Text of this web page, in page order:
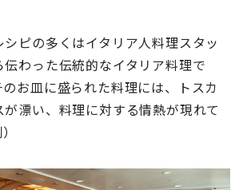
ピの多くはイタリア人料理スタッ
わった伝統的なイタリア料理で
お皿に盛られた料理には、トスカ
漂い、料理に対する情熱が現れて